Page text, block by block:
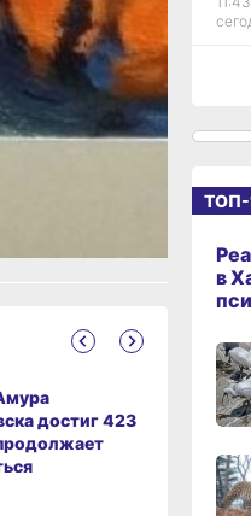
достиг 423
В
на
10:10,
ТОП-
в